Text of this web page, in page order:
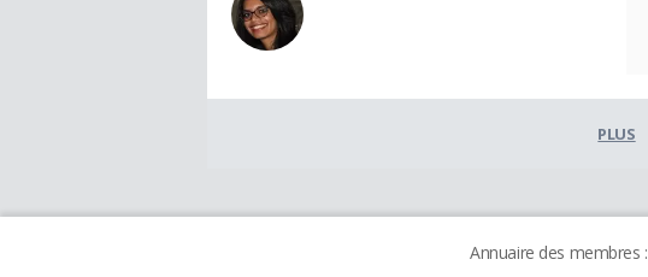
PLUS
Annuaire des membres :